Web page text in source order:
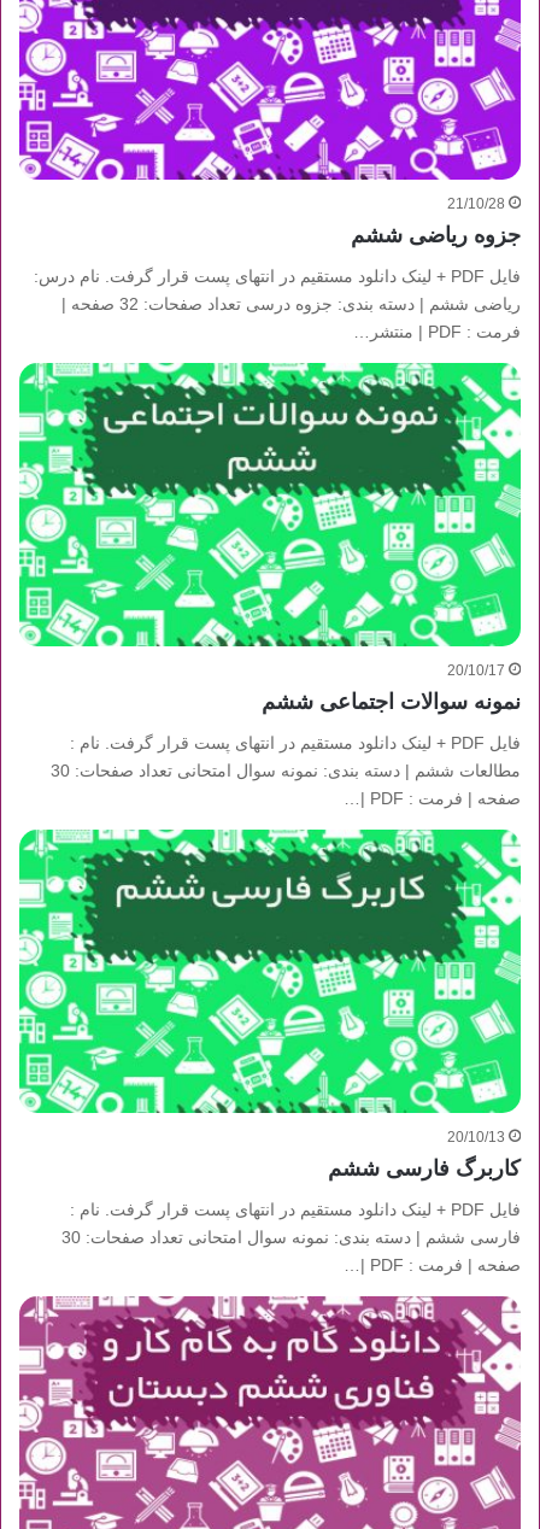
21/10/28
جزوه ریاضی ششم
فایل PDF + لینک دانلود مستقیم در انتهای پست قرار گرفت. نام درس:
ریاضی ششم | دسته بندی: جزوه درسی تعداد صفحات: 32 صفحه |
فرمت : PDF | منتشر…
20/10/17
نمونه سوالات اجتماعی ششم
فایل PDF + لینک دانلود مستقیم در انتهای پست قرار گرفت. نام :
مطالعات ششم | دسته بندی: نمونه سوال امتحانی تعداد صفحات: 30
صفحه | فرمت : PDF |…
20/10/13
کاربرگ فارسی ششم
فایل PDF + لینک دانلود مستقیم در انتهای پست قرار گرفت. نام :
فارسی ششم | دسته بندی: نمونه سوال امتحانی تعداد صفحات: 30
صفحه | فرمت : PDF |…